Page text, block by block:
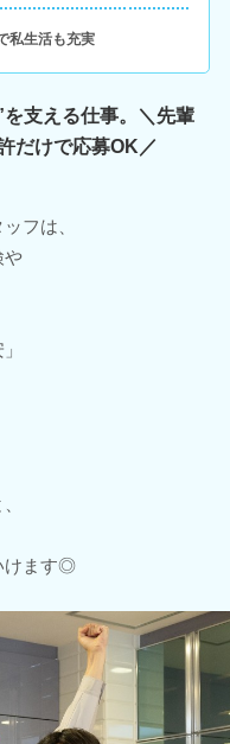
私生活も充実
支える仕事。＼先輩
だけで応募OK／
フは、
や
けます◎